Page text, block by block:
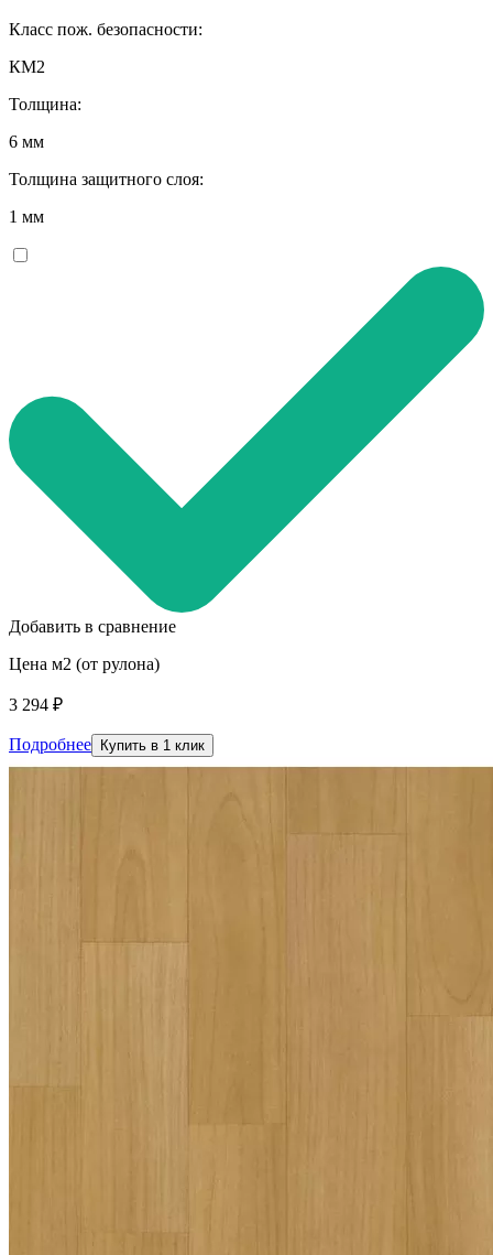
Класс пож. безопасности:
КМ2
Толщина:
6 мм
Толщина защитного слоя:
1 мм
Добавить в сравнение
Цена м2 (от рулона)
3 294 ₽
Подробнее Купить в 1 клик